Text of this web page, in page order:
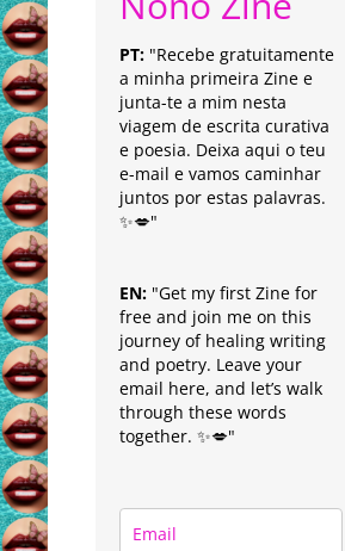
PT: "Recebe gratuitamente
a minha primeira Zine e
junta-te a mim nesta
viagem de escrita curativa
e poesia. Deixa aqui o teu
e-mail e vamos caminhar
juntos por estas palavras.
✨💋"
EN: "Get my first Zine for
free and join me on this
journey of healing writing
and poetry. Leave your
email here, and let’s walk
through these words
together. ✨💋"